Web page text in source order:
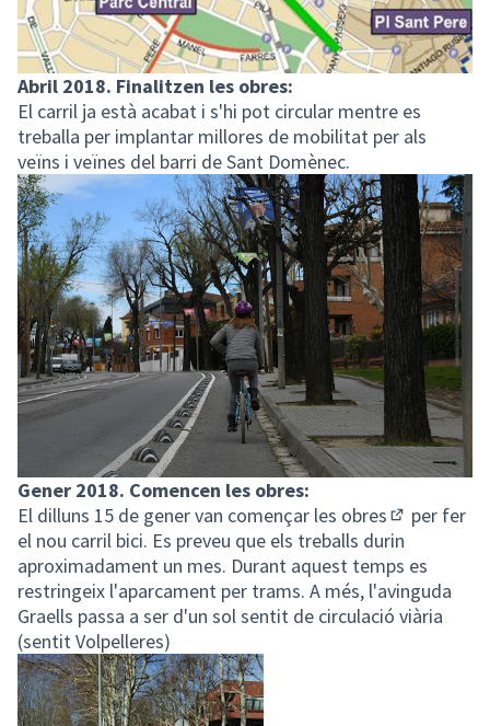
Abril 2018. Finalitzen les obres:
El carril ja està acabat i s'hi pot circular mentre es
treballa per implantar millores de mobilitat per als
veïns i veïnes del barri de Sant Domènec.
Gener 2018. Comencen les obres:
El dilluns 15 de genervan començar les obres
(Enllaç
per fer
el nou carril bici. Es preveu que els treballs durin
aproximadament un mes. Durant aquest temps es
restringeix l'aparcament per trams. A més, l'avinguda
Graells passa a ser d'un sol sentit de circulació viària
(sentit Volpelleres)